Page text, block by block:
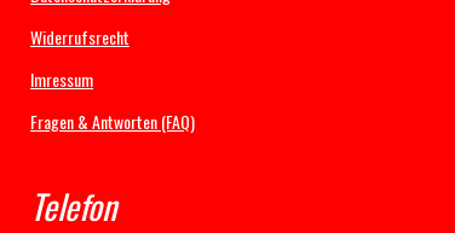
m
Widerrufsrecht
Imressum
Fragen & Antworten (FAQ)
Telefon